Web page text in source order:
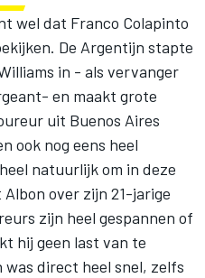
wel dat Franco Colapinto
De Argentijn stapte
in - als vervanger
en maakt grote
uit Buenos Aires
ook nog eens heel
natuurlijk om in deze
over zijn 21-jarige
zijn heel gespannen of
hij geen last van te
was direct heel snel, zelfs